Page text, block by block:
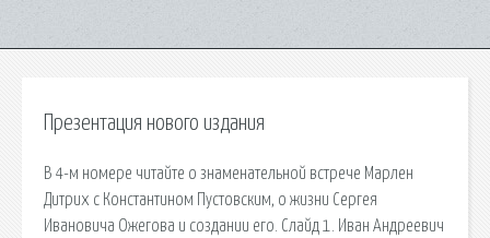
Презентация нового издания
В 4-м номере читайте о знаменательной встрече Марлен
Дитрих с Константином Пустовским, о жизни Сергея
Ивановича Ожегова и создании его. Слайд 1. Иван Андреевич